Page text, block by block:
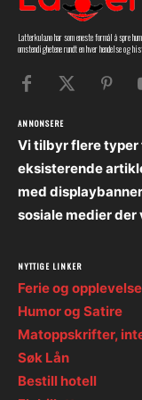
Latterkula.no har som eneste formål å spre
omstendighetene rundt en hver hendelse og
ANNONSERE
Vi tilbyr flere typer
eksisterende
med
sosiale medier
NYTTIGE LINKER
Ferie og
Humor og Satire
Matoppskrifter,
Søk Lån
Bestill hotell